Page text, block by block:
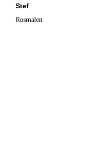
Stef
Rosmalen